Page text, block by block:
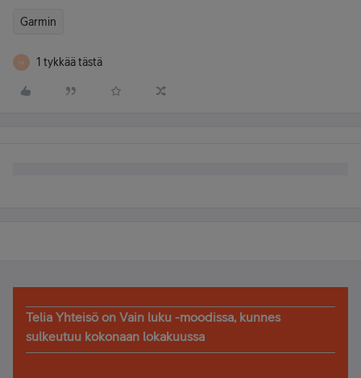
Garmin
M 1 tykkää tästä
Telia Yhteisö on Vain luku -moodissa, kunnes
sulkeutuu kokonaan lokakuussa